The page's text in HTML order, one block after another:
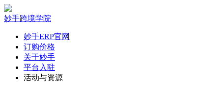
妙手跨境学院
妙手ERP官网
订购价格
关于妙手
平台入驻
活动与资源